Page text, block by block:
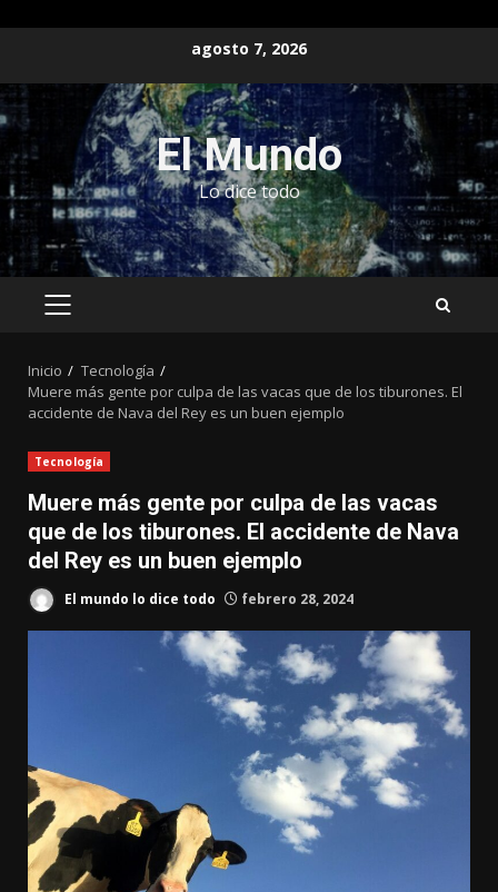
contenido
agosto 7, 2026
El Mundo
Lo dice todo
MENÚ
Inicio
Tecnología
Muere más gente por culpa de las vacas que de los tiburones. El
accidente de Nava del Rey es un buen ejemplo
Tecnología
Muere más gente por culpa de las vacas
que de los tiburones. El accidente de Nava
del Rey es un buen ejemplo
El mundo lo dice todo febrero 28, 2024